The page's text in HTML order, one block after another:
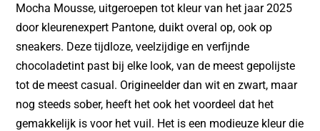
Mocha Mousse, uitgeroepen tot kleur van het jaar 2025
door kleurenexpert Pantone, duikt overal op, ook op
sneakers. Deze tijdloze, veelzijdige en verfijnde
chocoladetint past bij elke look, van de meest gepolijste
tot de meest casual. Origineelder dan wit en zwart, maar
nog steeds sober, heeft het ook het voordeel dat het
gemakkelijk is voor het vuil. Het is een modieuze kleur die